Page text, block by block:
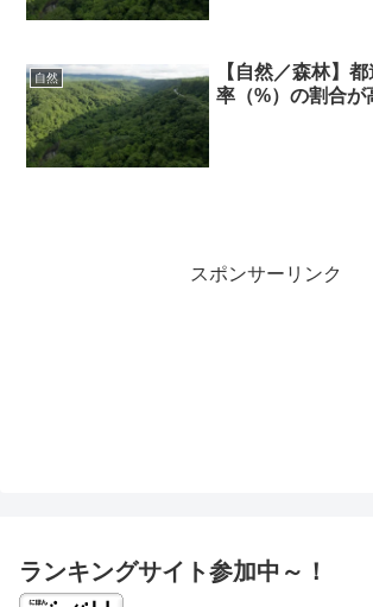
自然
【自然／森林】
率（%）の割合が
スポンサーリンク
ランキングサイト参加中～！